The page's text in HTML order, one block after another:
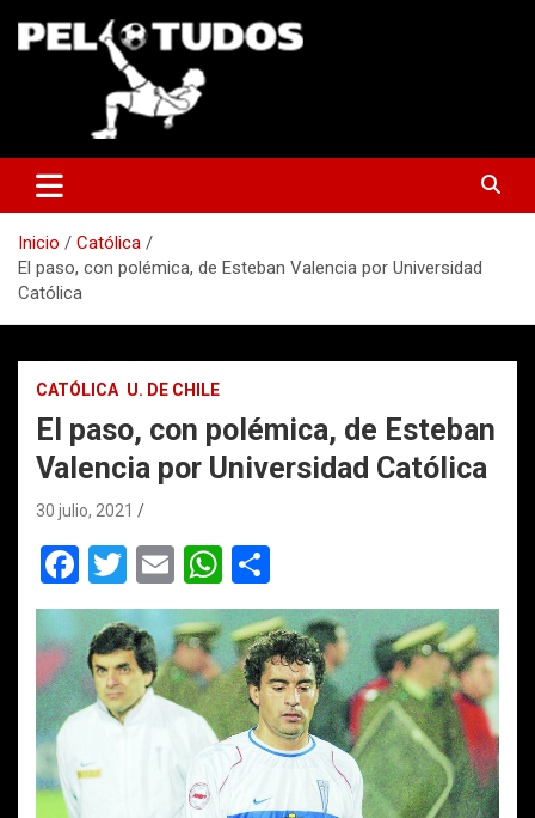
Inicio
Católica
El paso, con polémica, de Esteban Valencia por Universidad
Católica
CATÓLICA U. DE CHILE
El paso, con polémica, de Esteban
Valencia por Universidad Católica
30 julio, 2021
F
a
ce
b
o
o
k
T
wi
tt
er
E
m
ail
W
h
at
s
A
p
p
o
m
p
ar
tir